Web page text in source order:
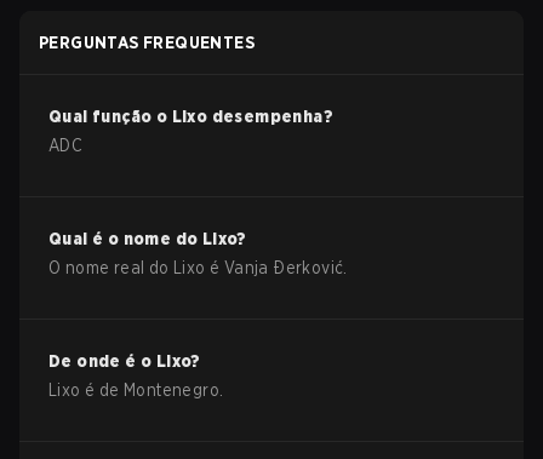
PERGUNTAS FREQUENTES
Qual função o Lixo desempenha?
ADC
Qual é o nome do Lixo?
O nome real do
Lixo é Vanja Ðerković
De onde é o Lixo?
Lixo é de Montenegro